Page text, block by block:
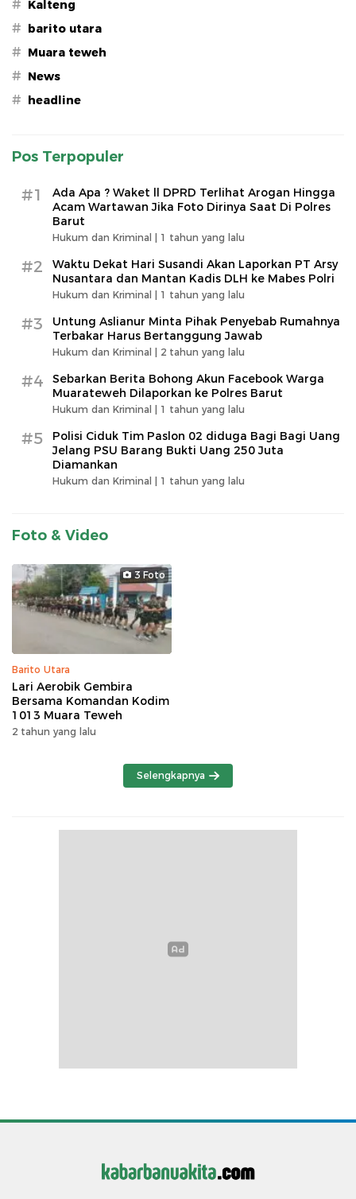
# Kalteng
# barito utara
# Muara teweh
# News
# headline
Pos Terpopuler
#1
Ada Apa ? Waket ll DPRD Terlihat Arogan Hingga
Acam Wartawan Jika Foto Dirinya Saat Di Polres
Barut
Hukum dan Kriminal | 1 tahun yang lalu
#2
Waktu Dekat Hari Susandi Akan Laporkan PT Arsy
Nusantara dan Mantan Kadis DLH ke Mabes Polri
Hukum dan Kriminal | 1 tahun yang lalu
#3
Untung Aslianur Minta Pihak Penyebab Rumahnya
Terbakar Harus Bertanggung Jawab
Hukum dan Kriminal | 2 tahun yang lalu
#4
Sebarkan Berita Bohong Akun Facebook Warga
Muarateweh Dilaporkan ke Polres Barut
Hukum dan Kriminal | 1 tahun yang lalu
#5
Polisi Ciduk Tim Paslon 02 diduga Bagi Bagi Uang
Jelang PSU Barang Bukti Uang 250 Juta
Diamankan
Hukum dan Kriminal | 1 tahun yang lalu
Foto & Video
3 Foto
Barito Utara
Lari Aerobik Gembira
Bersama Komandan Kodim
1013 Muara Teweh
2 tahun yang lalu
Selengkapnya